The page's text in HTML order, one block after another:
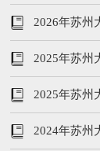
2026年苏州
2025年苏州
2025年苏州
析
2024年苏州